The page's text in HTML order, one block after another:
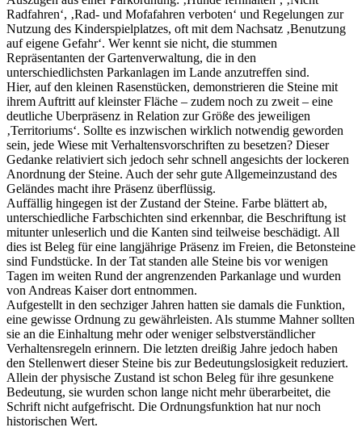
Radfahren‘, ‚Rad- und Mofafahren verboten‘ und Regelungen zur
Nutzung des Kinderspielplatzes, oft mit dem Nachsatz ‚Benutzung
auf eigene Gefahr‘. Wer kennt sie nicht, die stummen
Repräsentanten der Gartenverwaltung, die in den
unterschiedlichsten Parkanlagen im Lande anzutreffen sind.
Hier, auf den kleinen Rasenstücken, demonstrieren die Steine mit
ihrem Auftritt auf kleinster Fläche – zudem noch zu zweit – eine
deutliche Uberpräsenz in Relation zur Größe des jeweiligen
‚Territoriums‘. Sollte es inzwischen wirklich notwendig geworden
sein, jede Wiese mit Verhaltensvorschriften zu besetzen? Dieser
Gedanke relativiert sich jedoch sehr schnell angesichts der lockeren
Anordnung der Steine. Auch der sehr gute Allgemeinzustand des
Geländes macht ihre Präsenz überflüssig.
Auffällig hingegen ist der Zustand der Steine. Farbe blättert ab,
unterschiedliche Farbschichten sind erkennbar, die Beschriftung ist
mitunter unleserlich und die Kanten sind teilweise beschädigt. All
dies ist Beleg für eine langjährige Präsenz im Freien, die Betonsteine
sind Fundstücke. In der Tat standen alle Steine bis vor wenigen
Tagen im weiten Rund der angrenzenden Parkanlage und wurden
von Andreas Kaiser dort entnommen.
Aufgestellt in den sechziger Jahren hatten sie damals die Funktion,
eine gewisse Ordnung zu gewährleisten. Als stumme Mahner sollten
sie an die Einhaltung mehr oder weniger selbstverständlicher
Verhaltensregeln erinnern. Die letzten dreißig Jahre jedoch haben
den Stellenwert dieser Steine bis zur Bedeutungslosigkeit reduziert.
Allein der physische Zustand ist schon Beleg für ihre gesunkene
Bedeutung, sie wurden schon lange nicht mehr überarbeitet, die
Schrift nicht aufgefrischt. Die Ordnungsfunktion hat nur noch
historischen Wert.